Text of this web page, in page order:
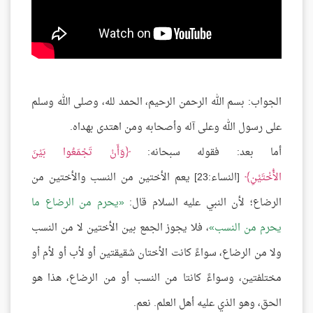
الجواب: بسم الله الرحمن الرحيم، الحمد لله، وصلى الله وسلم
على رسول الله وعلى آله وأصحابه ومن اهتدى بهداه.
أما بعد: فقوله سبحانه: وَأَنْ تَجْمَعُوا بَيْنَ
الأُخْتَيْنِ
[النساء:23] يعم الأختين من النسب والأختين من
الرضاع؛ لأن النبي عليه السلام قال: يحرم من الرضاع ما
يحرم من النسب ، فلا يجوز الجمع بين الأختين لا من النسب
ولا من الرضاع، سواءً كانت الأختان شقيقتين أو لأب أو لأم أو
مختلفتين، وسواءً كانتا من النسب أو من الرضاع، هذا هو
الحق، وهو الذي عليه أهل العلم. نعم.